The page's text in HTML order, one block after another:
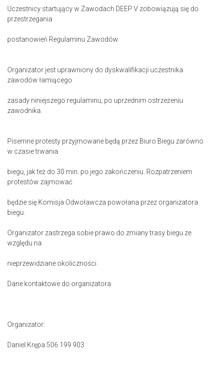
Uczestnicy startujący w Zawodach DEEP V zobowiązują się do
przestrzegania
postanowień Regulaminu Zawodów.
Organizator jest uprawniony do dyskwalifikacji uczestnika
zawodów łamiącego
zasady niniejszego regulaminu, po uprzednim ostrzeżeniu
zawodnika.
Pisemne protesty przyjmowane będą przez Biuro Biegu zarówno
w czasie trwania
biegu, jak też do 30 min. po jego zakończeniu. Rozpatrzeniem
protestów zajmować
będzie się Komisja Odwoławcza powołana przez organizatora
biegu.
Organizator zastrzega sobie prawo do zmiany trasy biegu ze
względu na
nieprzewidziane okoliczności.
Dane kontaktowe do organizatora:
Organizator:
Daniel Krępa 506 199 903